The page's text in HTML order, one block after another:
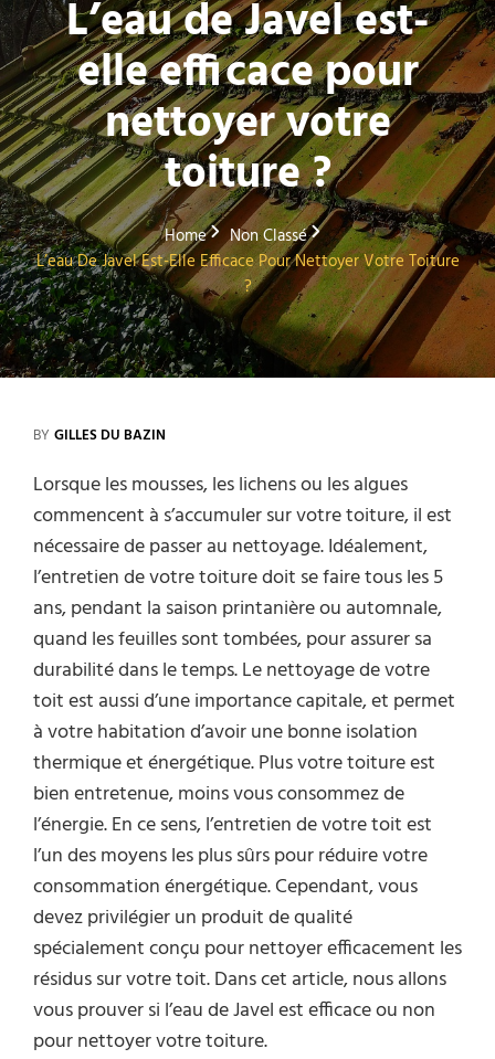
L’eau de Javel est-
elle efficace pour
nettoyer votre
toiture ?
Home
Non Classé
L’eau De Javel Est-Elle Efficace Pour Nettoyer Votre Toiture
?
BY GILLES DU BAZIN
Lorsque les mousses, les lichens ou les algues
commencent à s’accumuler sur votre toiture, il est
nécessaire de passer au nettoyage. Idéalement,
l’entretien de votre toiture doit se faire tous les 5
ans, pendant la saison printanière ou automnale,
quand les feuilles sont tombées, pour assurer sa
durabilité dans le temps. Le nettoyage de votre
toit est aussi d’une importance capitale, et permet
à votre habitation d’avoir une bonne isolation
thermique et énergétique. Plus votre toiture est
bien entretenue, moins vous consommez de
l’énergie. En ce sens, l’entretien de votre toit est
l’un des moyens les plus sûrs pour réduire votre
consommation énergétique. Cependant, vous
devez privilégier un produit de qualité
spécialement conçu pour nettoyer efficacement les
résidus sur votre toit. Dans cet article, nous allons
vous prouver si l’eau de Javel est efficace ou non
pour nettoyer votre toiture.